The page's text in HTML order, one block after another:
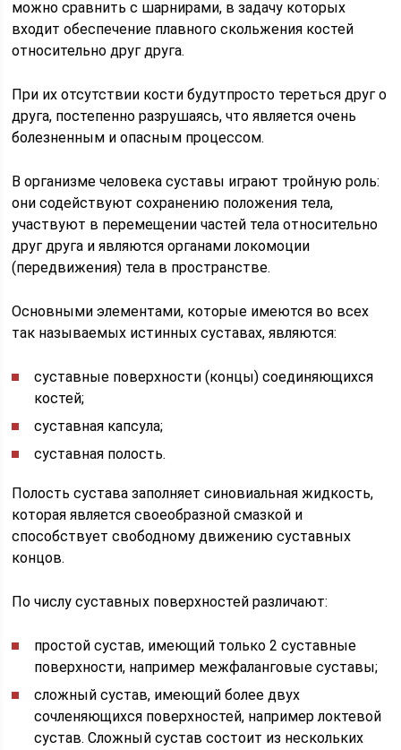
можно сравнить с шарнирами, в задачу которых
входит обеспечение плавного скольжения костей
относительно друг друга.
При их отсутствии кости будутпросто тереться друг о
друга, постепенно разрушаясь, что является очень
болезненным и опасным процессом.
В организме человека суставы играют тройную роль:
они содействуют сохранению положения тела,
участвуют в перемещении частей тела относительно
друг друга и являются органами локомоции
(передвижения) тела в пространстве.
Основными элементами, которые имеются во всех
так называемых истинных суставах, являются:
суставные поверхности (концы) соединяющихся
костей;
суставная капсула;
суставная полость.
Полость сустава заполняет синовиальная жидкость,
которая является своеобразной смазкой и
способствует свободному движению суставных
концов.
По числу суставных поверхностей различают:
простой сустав, имеющий только 2 суставные
поверхности, например межфаланговые суставы;
сложный сустав, имеющий более двух
сочленяющихся поверхностей, например локтевой
сустав. Сложный сустав состоит из нескольких